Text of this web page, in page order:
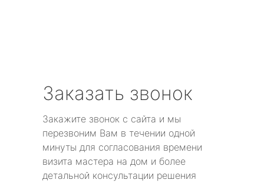
Заказать звонок
Закажите звонок с сайта и мы
перезвоним Вам в течении одной
минуты для согласования времени
визита мастера на дом и более
детальной консультации решения